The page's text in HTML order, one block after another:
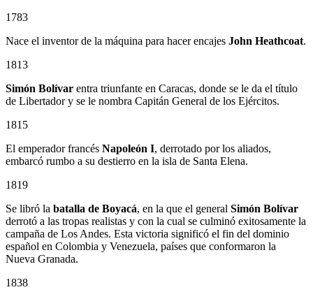
1783
Nace el inventor de la máquina para hacer encajes John Heathcoat.
1813
Simón Bolívar entra triunfante en Caracas, donde se le da el título
de Libertador y se le nombra Capitán General de los Ejércitos.
1815
El emperador francés Napoleón I, derrotado por los aliados,
embarcó rumbo a su destierro en la isla de Santa Elena.
1819
Se libró la batalla de Boyacá, en la que el general Simón Bolívar
derrotó a las tropas realistas y con la cual se culminó exitosamente la
campaña de Los Andes. Esta victoria significó el fin del dominio
español en Colombia y Venezuela, países que conformaron la
Nueva Granada.
1838